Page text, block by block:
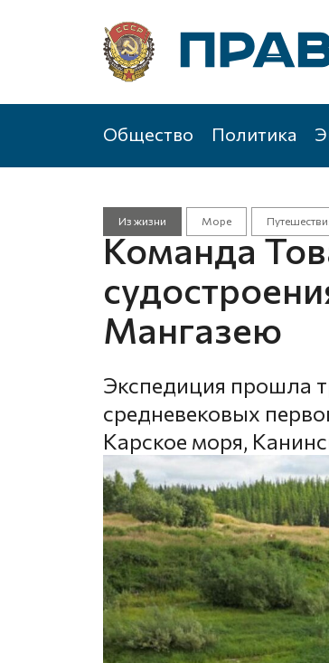
Общество Политика
Из жизни Море
Команда
Мангазею
Экспедиция прошла
средневековых
Карское моря,